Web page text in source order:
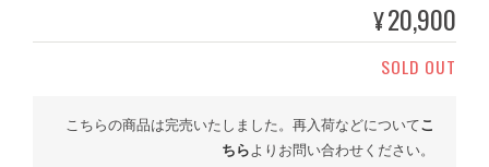
¥20,900
SOLD OUT
こちらの商品は完売いたしました。再入荷などについてこ
ちらよりお問い合わせください。